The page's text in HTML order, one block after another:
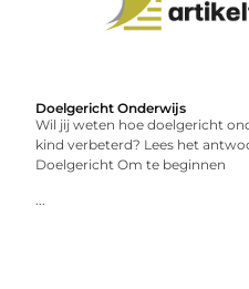
Doelgericht Onderwijs
Wil jij weten hoe doelgericht
kind verbeterd? Lees het
Doelgericht Om te beginnen
...